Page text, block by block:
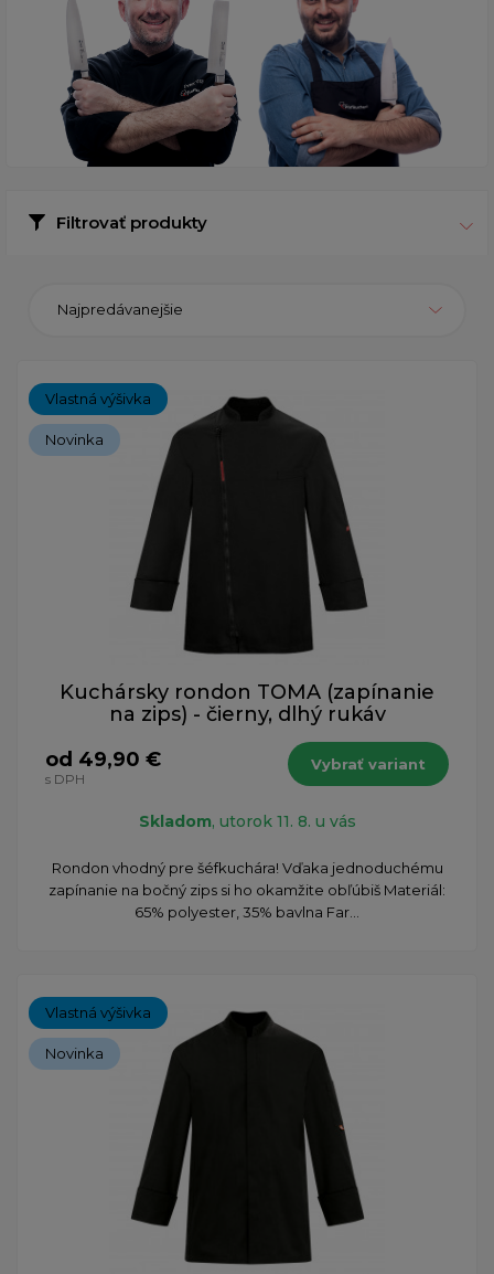
Filtrovať produkty
Najpredávanejšie
Vlastná výšivka
Novinka
Kuchársky rondon TOMA (zapínanie
na zips) - čierny, dlhý rukáv
od 49,90 €
s DPH
Vybrať variant
Skladom, utorok 11. 8. u vás
Rondon vhodný pre šéfkuchára! Vďaka jednoduchému
zapínanie na bočný zips si ho okamžite obľúbiš Materiál:
65% polyester, 35% bavlna Far...
Vlastná výšivka
Novinka